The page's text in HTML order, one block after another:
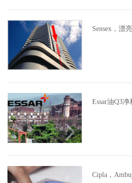
Sensex，漂
Essar油Q3
Cipla，